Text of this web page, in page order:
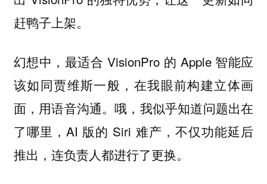
赶鸭子上架。
幻想中，最适合 VisionPro 的 Apple 智能应
该如同贾维斯一般，在我眼前构建立体画
面，用语音沟通。哦，我似乎知道问题出在
了哪里，AI 版的 Siri 难产，不仅功能延后
推出，连负责人都进行了更换。